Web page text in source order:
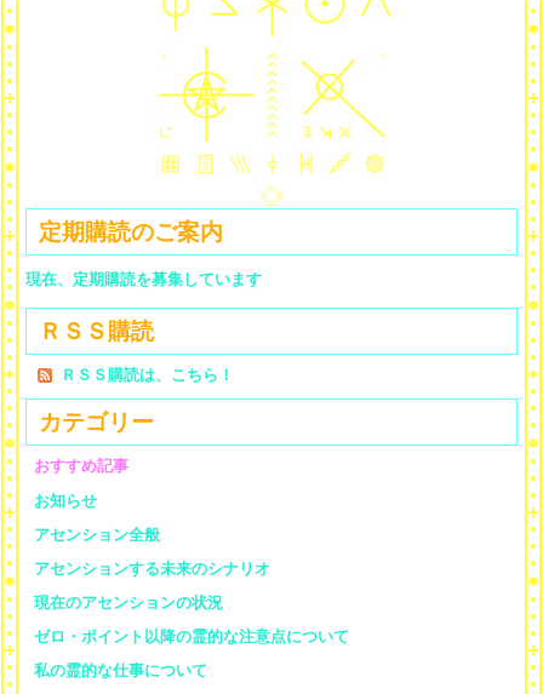
定期購読のご案内
現在、定期購読を募集しています
ＲＳＳ購読
ＲＳＳ購読は、こちら！
カテゴリー
おすすめ記事
お知らせ
アセンション全般
アセンションする未来のシナリオ
現在のアセンションの状況
ゼロ・ポイント以降の霊的な注意点について
私の霊的な仕事について